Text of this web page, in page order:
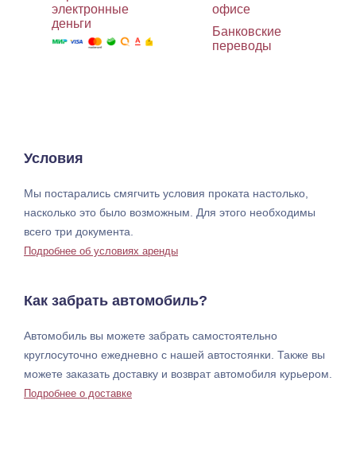
электронные
деньги
офисе
Банковские
переводы
Условия
Мы постарались смягчить условия проката настолько,
насколько это было возможным. Для этого необходимы
всего три документа.
Подробнее об условиях аренды
Как забрать автомобиль?
Автомобиль вы можете забрать самостоятельно
круглосуточно ежедневно с нашей автостоянки. Также вы
можете заказать доставку и возврат автомобиля курьером.
Подробнее о доставке